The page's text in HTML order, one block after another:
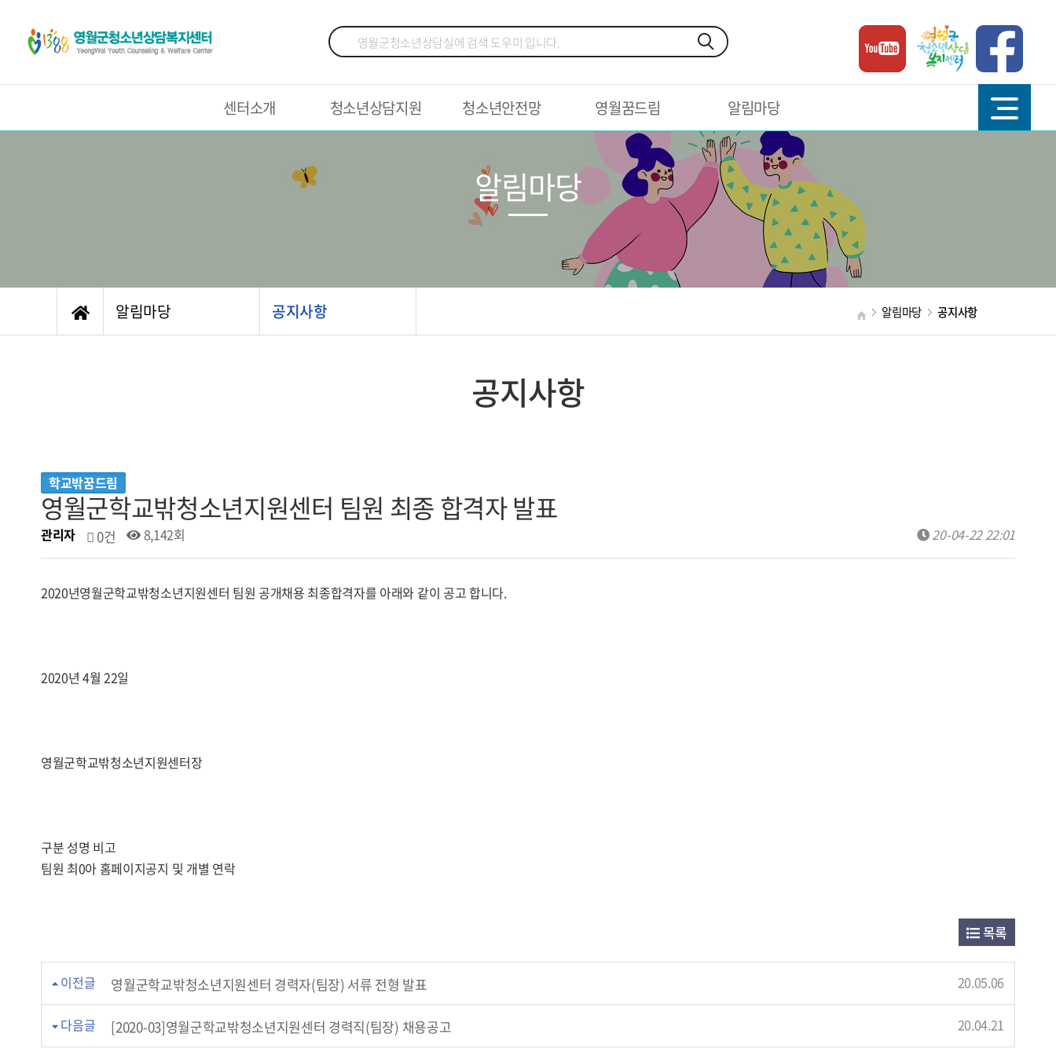
센터소개 청소년상담지원 청소년안전망 영월꿈드림 알림마당
알림마당 공지사항 알림마당 공지사항
알림마당
공지사항
학교밖꿈드림
영월군학교밖청소년지원센터 팀원 최종 합격자 발표
관리자 0건 8,142회 20-04-22 22:01
2020년영월군학교밖청소년지원센터 팀원 공개채용 최종합격자를 아래와 같이 공고 합니다.
2020년 4월 22일
영월군학교밖청소년지원센터장
구분 성명 비고
팀원 최0아 홈페이지공지 및 개별 연락
목록
이전글 영월군학교밖청소년지원센터 경력자(팀장) 서류 전형 발표 20.05.06
다음글 [2020-03]영월군학교밖청소년지원센터 경력직(팀장) 채용공고 20.04.21